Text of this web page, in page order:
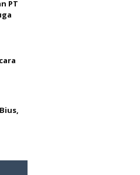
PT